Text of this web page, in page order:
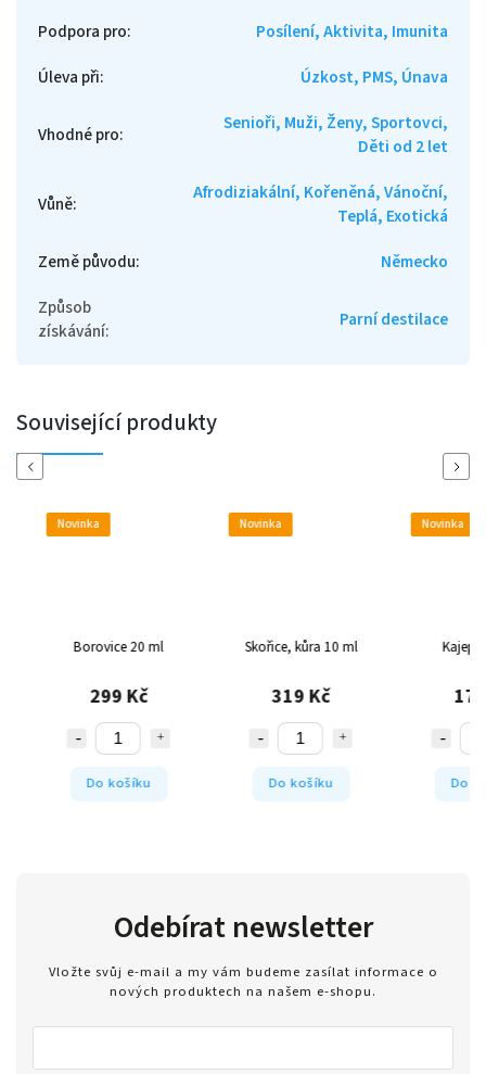
Podpora pro:
Posílení, Aktivita, Imunita
Úleva při: Úzkost, PMS, Únava
Vhodné pro:
Senioři, Muži, Ženy, Sportovci,
Děti od 2 let
Vůně:
Afrodiziakální, Kořeněná, Vánoční,
Teplá, Exotická
Země původu:
Německo
Způsob
získávání: Parní destilace
Související produkty
Previous
Novinka
Borovice 20 ml
299 Kč
Do košíku
Novinka
Skořice, kůra 10 ml
319 Kč
Do košíku
Novinka
Kajeput
179
Do
Next
Odebírat newsletter
Vložte svůj e-mail a my vám budeme zasílat informace o
nových produktech na našem e-shopu.